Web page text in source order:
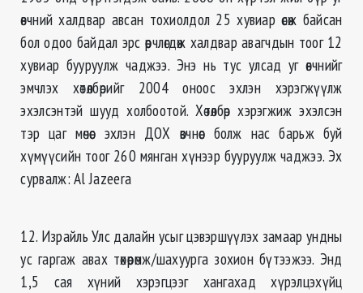
өвчний халдвар авсан тохиолдол 25 хувиар өсөж байсан
бол одоо байдал эрс өөрчлөгдөж халдвар авагчдын тоог 12
хувиар бууруулж чаджээ. Энэ нь тус улсад уг өвчнийг
эмчлэх хөтөлбөрийг 2004 оноос эхлэн хэрэгжүүлж
эхэлсэнтэй шууд холбоотой. Хөтөлбөр хэрэгжиж эхэлсэн
тэр цаг мөчөөс эхлэн ДОХ өвчнөөс болж нас барьж буй
хүмүүсийн тоог 260 мянган хүнээр бууруулж чаджээ. Эх
сурвалж: Al Jazeera
12. Израйль Улс далайн усыг цэвэршүүлэх замаар ундны
ус гаргаж авах төхөөрөмж/шахуурга зохион бүтээжээ. Энд
1,5 сая хүний хэрэгцээг хангахад хүрэлцэхүйц